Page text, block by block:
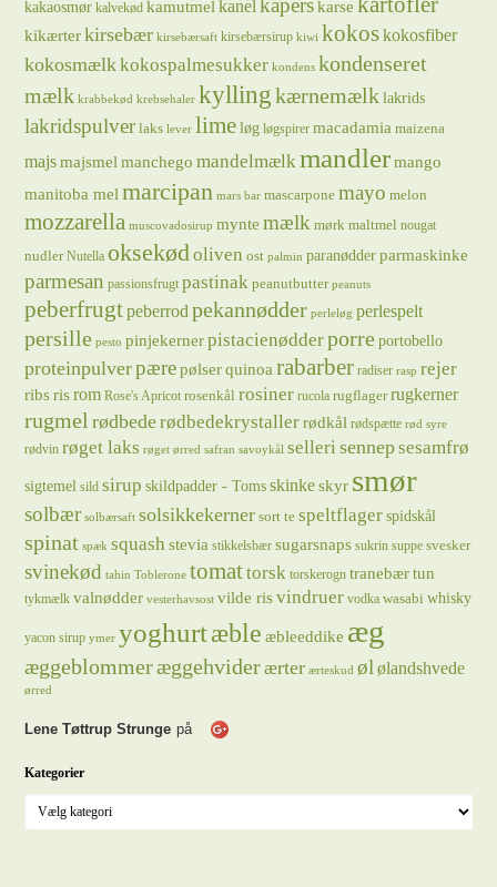
kakaosmør kalvekød kamutmel kanelkaperskarse
kikærterkirsebær kirsebærsaft kirsebærsirup kiwi kokoskokosfiber
kokosmælkkokospalmesukker kondens kondenseret
mælk krabbekød krebsehaler kylling kærnemælk lakrids
lakridspulver laks lever lime løg løgspirer macadamia maizena
majsmajsmel manchego mandelmælkmandler mango
manitoba mel marcipan mars bar mascarpone mayo melon
mozzarella muscovadosirup mynte mælk mørk maltmel nougat
nudler Nutella oksekødoliven ost palmin paranødder parmaskinke
parmesan passionsfrugt pastinak peanutbutter peanuts
peberfrugtpeberrodpekannødder perleløg perlespelt
persille pesto pinjekerner pistacienødderporre portobello
proteinpulverpære pølser quinoa rabarber radiser rasp rejer
ribs risrom Rose's Apricot rosenkål rosiner rucola rugflager rugkerner
rugmel rødbederødbedekrystallerrødkål rødspætte rød syre
rødvin røget laks røget ørred safran savoykål sellerisennepsesamfrø
sigtemel sild sirup skildpadder - Toms skinke skyr smør
solbær solbærsaft solsikkekerner sort te speltflager spidskål
spinat spæk squash stevia stikkelsbær sugarsnaps sukrin suppe svesker
svinekød tahin Toblerone tomattorsk torskerogn tranebærtun
tykmælk valnødder vesterhavsost vilde ris vindruer vodka wasabi whisky
yacon sirup ymer yoghurtæble æbleeddike æg
æggeblommeræggehviderærter ærteskud øl ølandshvede
ørred
Lene Tøttrup Strunge på
Kategorier